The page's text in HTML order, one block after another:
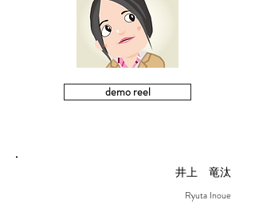
demo reel
井上 竜汰
Ryuta Inoue